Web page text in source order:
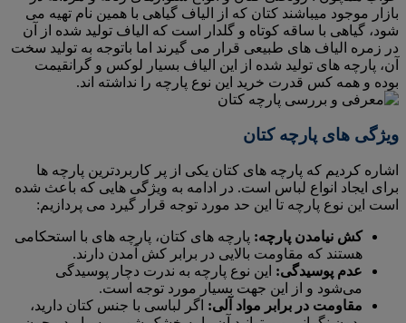
بازار موجود میباشند کتان که از الیاف گیاهی با همین نام تهیه می
شود، گیاهی با ساقه کوتاه و گلدار است که الیاف تولید شده از آن
در زمره الیاف های طبیعی قرار می گیرند اما باتوجه به تولید سخت
آن، پارچه های تولید شده از این الیاف بسیار لوکس و گرانقیمت
بوده و همه کس قدرت خرید این نوع پارچه را نداشته اند.
ویژگی های پارچه کتان
اشاره کردیم که پارچه های کتان یکی از پر کاربردترین پارچه ها
برای ایجاد انواع لباس است. در ادامه به ویژگی هایی که باعث شده
است این نوع پارچه تا این حد مورد توجه قرار گیرد می‌ پردازیم:
کش نیامدن پارچه: پارچه های کتان، پارچه های با استحکامی
هستند که مقاومت بالایی در برابر کش آمدن دارند.
عدم پوسیدگی: این نوع پارچه به ندرت دچار پوسیدگی
می‌شود و از این جهت بسیار مورد توجه است.
مقاومت در برابر مواد آلی: اگر لباسی با جنس کتان دارید،